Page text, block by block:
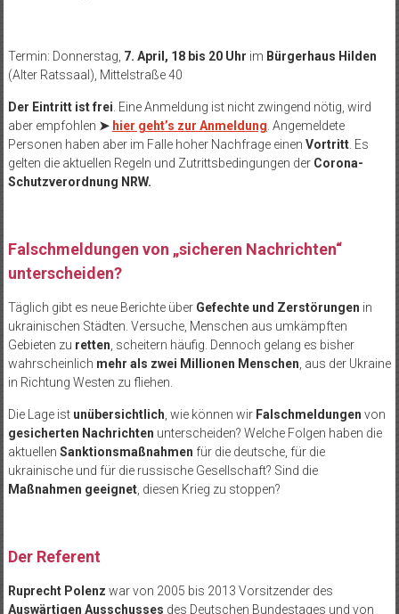
Termin: Donnerstag, 7. April, 18 bis 20 Uhr im Bürgerhaus Hilden
(Alter Ratssaal), Mittelstraße 40
Der Eintritt ist frei . Eine Anmeldung ist nicht zwingend nötig, wird
aber empfohlen ➤ hier geht’s zur Anmeldung . Angemeldete
Personen haben aber im Falle hoher Nachfrage einen Vortritt. Es
gelten die aktuellen Regeln und Zutrittsbedingungen der Corona-
Schutzverordnung NRW.
Falschmeldungen von „sicheren Nachrichten“
unterscheiden?
Täglich gibt es neue Berichte über Gefechte und Zerstörungen in
ukrainischen Städten. Versuche, Menschen aus umkämpften
Gebieten zu retten , scheitern häufig. Dennoch gelang es bisher
wahrscheinlich mehr als zwei Millionen Menschen , aus der Ukraine
in Richtung Westen zu fliehen.
Die Lage ist unübersichtlich , wie können wir Falschmeldungen von
gesicherten Nachrichten unterscheiden? Welche Folgen haben die
aktuellen Sanktionsmaßnahmen für die deutsche, für die
ukrainische und für die russische Gesellschaft? Sind die
Maßnahmen geeignet, diesen Krieg zu stoppen?
Der Referent
Ruprecht Polenz war von 2005 bis 2013 Vorsitzender des
Auswärtigen Ausschusses des Deutschen Bundestages und von